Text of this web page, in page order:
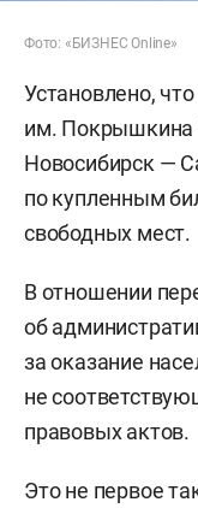
Фото: «БИЗНЕС Online»
Установлено,
им. Покрышкина
Новосибирск —
по купленным
свободных мест.
В отношении
об
за оказание
не
правовых актов.
Это не первое